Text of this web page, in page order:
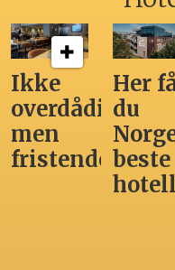
Ikke
overdådig,
men
fristende
Her
du
beste